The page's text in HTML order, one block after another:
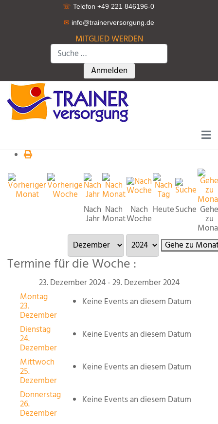
☏ Telefon +49 221 846196-0
✉ info@trainerversorgung.de
MITGLIED WERDEN
Suchen
Type 2 or more characters for
Anmelden
Nach
Jahr
Nach
Monat
Nach
Woche
HeuteSuche Gehe
zu
Gehe zu
Termine für die Woche :
23. Dezember 2024 - 29. Dezember 2024
Montag
23.
Dezember
Keine Events an diesem Datum
Dienstag
24.
Dezember
Keine Events an diesem Datum
Mittwoch
25.
Dezember
Keine Events an diesem Datum
Donnerstag
26.
Dezember
Keine Events an diesem Datum